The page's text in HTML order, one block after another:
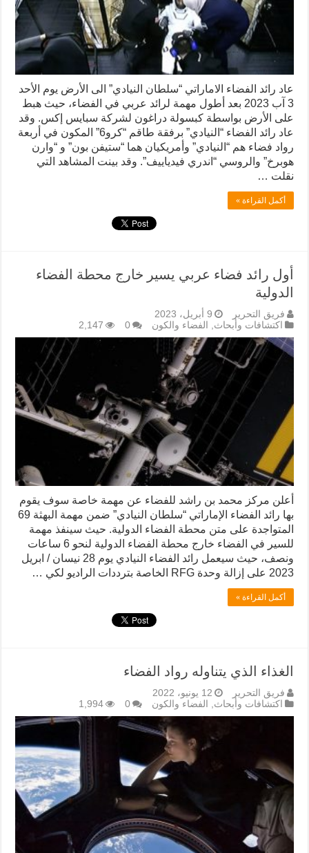
عاد رائد الفضاء الاماراتي “سلطان النيادي” الى الأرض يوم الأحد
3 آب 2023 بعد أطول مهمة لرائد عربي في الفضاء، حيث هبط
على الأرض بواسطة كبسولة دراغون لشركة سبايس إكس. وقد
عاد رائد الفضاء “النيادي” برفقة طاقم “كرو6” المكون في أربعة
رواد فضاء هم “النيادي” وأمريكيان هما “ستيفن بون” و “وارن
هوبرخ” والروسي “اندري فيدياييف”. وقد بينت المشاهد التي
نقلت …
أكمل القراءة »
أول رائد فضاء عربي يسير خارج محطة الفضاء
الدولية
فريق التحرير
9 أبريل، 2023
اكتشافات وأبحاث
الفضاء والكون 0
2,147
أعلن مركز محمد بن راشد للفضاء عن مهمة خاصة سوف يقوم
بها رائد الفضاء الإماراتي “سلطان النيادي” ضمن مهمة البهثة 69
المتواجدة على متن محطة الفضاء الدولية. حيث سينفذ مهمة
للسير في الفضاء خارج محطة الفضاء الدولية لنحو 6 ساعات
ونصف، حيث سيعمل رائد الفضاء النيادي يوم 28 نيسان / ابريل
2023 على إزالة وحدة RFG الخاصة بترددات الراديو لكي …
أكمل القراءة »
الغذاء الذي يتناوله رواد الفضاء
فريق التحرير
12 يونيو، 2022
اكتشافات وأبحاث
الفضاء والكون 0
1,994